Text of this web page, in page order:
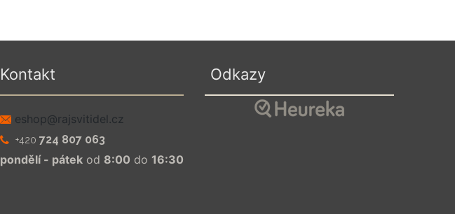
Kontakt
zc.leditivsjar@pohse
+420 724 807 063
pondělí - pátek od 8:00 do 16:30
Odkazy